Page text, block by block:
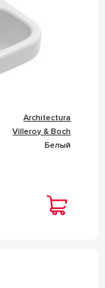
Architectura
Villeroy & Boch
Белый